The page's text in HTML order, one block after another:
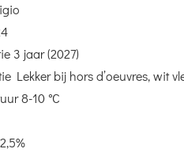
3 jaar (2027)
Lekker bij hors d’oeuvres, wit
8-10 °C